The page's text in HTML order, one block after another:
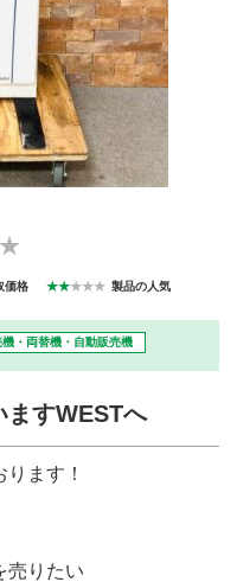
イバシーポリシー
・同意書
確認書類アップロード
買取価格表を
お探しの方へ
価格 ★★★★★ 製品の人気
機・両替機・自動販売機
ますWESTへ
ます！
売りたい